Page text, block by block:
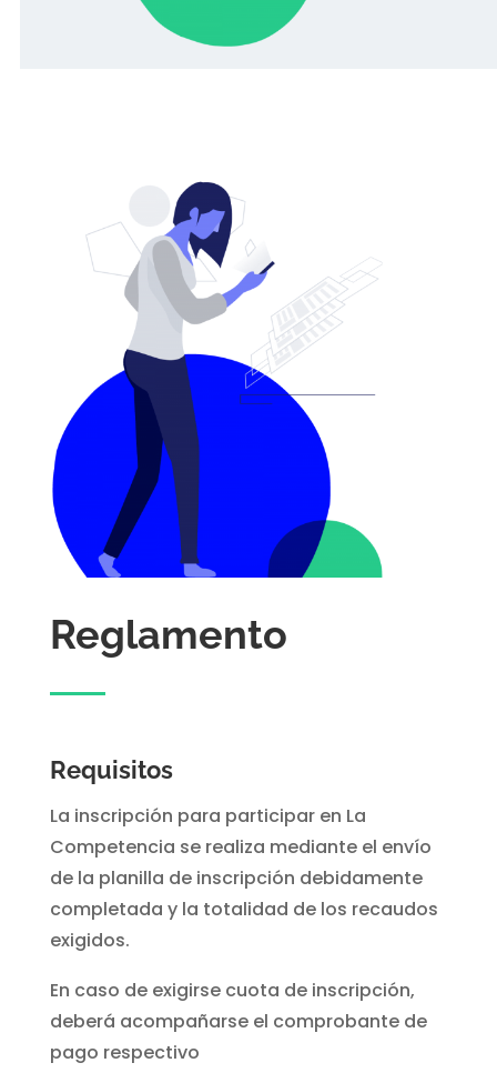
Reglamento
Requisitos
La inscripción para participar en La
Competencia se realiza mediante el envío
de la planilla de inscripción debidamente
completada y la totalidad de los recaudos
exigidos.
En caso de exigirse cuota de inscripción,
deberá acompañarse el comprobante de
pago respectivo